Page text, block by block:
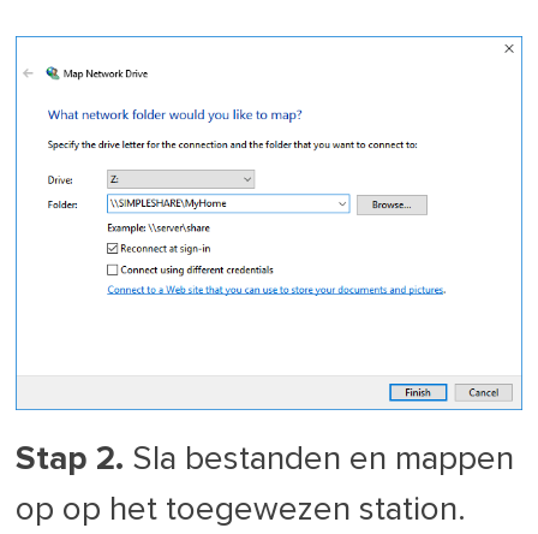
Stap 2. Sla bestanden en mappen
op op het toegewezen station.